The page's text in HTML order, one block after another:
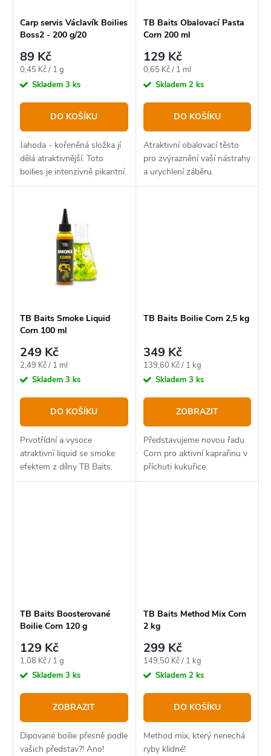
o
d
u
k
t
ů
r
o
d
u
k
t
ů
Carp servis Václavík Boilies
Boss2 - 200 g/20
89 Kč
Měrná
cena:
0,45 Kč / 1 g
Skladem 3 ks
DO KOŠÍKU
Jahoda - kořeněná složka jí
dělá atraktivnější. Toto
boilies je intenzivně pikantní.
TB Baits Obalovací Pasta
Corn 200 ml
129 Kč
Měrná
cena:
0,65 Kč / 1 ml
Skladem 2 ks
DO KOŠÍKU
Atraktivní obalovací těsto
pro zvýraznění vaší nástrahy
a urychlení záběru.
TB Baits Smoke Liquid
Corn 100 ml
249 Kč
Měrná
cena:
2,49 Kč / 1 ml
Skladem 3 ks
DO KOŠÍKU
Prvotřídní a vysoce
atraktivní liquid se smoke
efektem z dílny TB Baits.
TB Baits Boilie Corn 2,5 kg
349 Kč
Měrná
cena:
139,60 Kč / 1 kg
Skladem 3 ks
ZOBRAZIT
Představujeme novou řadu
Corn pro aktivní kaprařinu v
příchuti kukuřice.
TB Baits Boosterované
Boilie Corn 120 g
129 Kč
Měrná
cena:
1,08 Kč / 1 g
Skladem 3 ks
ZOBRAZIT
Dipované boilie přesně podle
vašich představ?! Ano!
TB Baits Method Mix Corn
2 kg
299 Kč
Měrná
cena:
149,50 Kč / 1 kg
Skladem 2 ks
DO KOŠÍKU
Method mix, který nenechá
ryby klidné!